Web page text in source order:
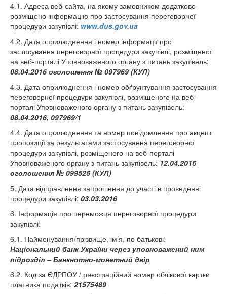
4.1. Адреса веб-сайта, на якому замовником додатково
розміщено інформацію про застосування переговорної
процедури закупівлі: www.dus.gov.ua
4.2. Дата оприлюднення і номер інформації про
застосування переговорної процедури закупівлі, розміщеної
на веб-порталі Уповноваженого органу з питань закупівель:
08.04.2016 оголошення № 097969 (КУЛ)
4.3. Дата оприлюднення і номер обґрунтування застосування
переговорної процедури закупівлі, розміщеного на веб-
порталі Уповноваженого органу з питань закупівель:
08.04.2016, 097969/1
4.4. Дата оприлюднення та номер повідомлення про акцепт
пропозиції за результатами застосування переговорної
процедури закупівлі, розміщеного на веб-порталі
Уповноваженого органу з питань закупівель: 12.04.2016
оголошення № 099526 (КУЛ)
5. Дата відправлення запрошення до участі в проведенні
процедури закупівлі: 03.03.2016
6. Інформація про переможця переговорної процедури
закупівлі:
6.1. Найменування/прізвище, ім’я, по батькові:
Національний банк України через уповноважений ним
підрозділ – Банкнотно-монетний двір
6.2. Код за ЄДРПОУ / реєстраційний номер облікової картки
платника податків: 21575489